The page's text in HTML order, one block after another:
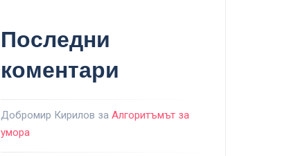
Последни
коментари
Добромир Кирилов за Алгоритъмът за
умора